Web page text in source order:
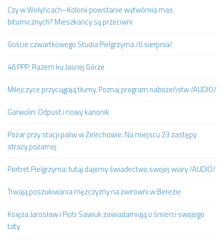
Czy w Wołyńcach–Kolonii powstanie wytwórnia mas
bitumicznych? Mieszkańcy są przeciwni
Goście czwartkowego Studia Pielgrzyma /6 sierpnia/
46.PPP: Razem ku Jasnej Górze
Milejczyce przyciągają tłumy. Poznaj program nabożeństw /AUDIO/
Garwolin: Odpust i nowy kanonik
Pożar przy stacji paliw w Żelechowie. Na miejscu 23 zastępy
straży pożarnej
Portret Pielgrzyma: tutaj dajemy świadectwo swojej wiary /AUDIO/
Trwają poszukiwania mężczyzny na żwirowni w Berezie
Księża Jarosław i Piotr Sawiuk zawiadamiają o śmierci swojego
taty